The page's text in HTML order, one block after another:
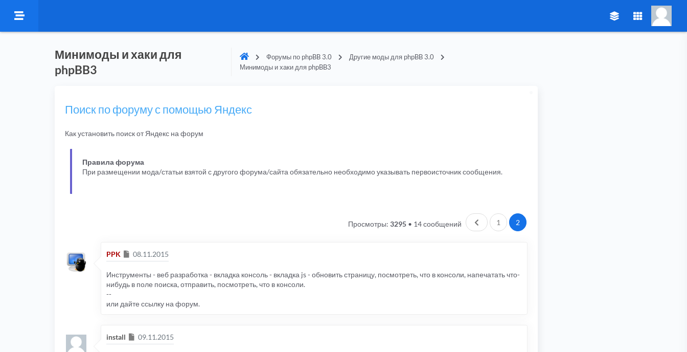
Минимоды и хаки для
phpBB3
Форумы по phpBB 3.0
Другие моды для phpBB 3.0
Минимоды и хаки для phpBB3
Поиск по форуму с помощью Яндекс
Как установить поиск от Яндекс на форум
Правила форума
При размещении мода/статьи взятой с другого форума/сайта обязательно необходимо указывать первоисточник сообщения.
14 сообщений Пред.
1 2
Просмотры: 3295•
PPK Сообщение
08.11.2015
Инструменты - веб разработка - вкладка консоль - вкладка js - обновить страницу, посмотреть, что в консоли, напечатать что-
нибудь в поле поиска, отправить, посмотреть, что в консоли.
--
или дайте ссылку на форум.
install Сообщение
09.11.2015